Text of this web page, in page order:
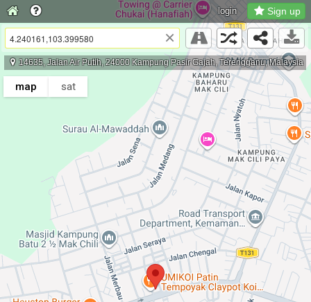
×
map sat
14635, Jalan Air Putih, 24000 Kampung Pasir Gajah, Terengganu, Malaysia
login Sign up